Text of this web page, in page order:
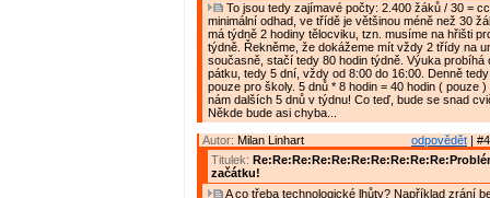
To jsou tedy zajímavé počty: 2.400 žáků / 30 =
minimální odhad, ve třídě je většinou méně než 30
má týdně 2 hodiny tělocviku, tzn. musíme na hřišti
týdně. Řekněme, že dokážeme mít vždy 2 třídy na
současně, stačí tedy 80 hodin týdně. Výuka probíhá
pátku, tedy 5 dní, vždy od 8:00 do 16:00. Denně
pouze pro školy. 5 dnů * 8 hodin = 40 hodin ( pouze
nám dalších 5 dnů v týdnu! Co teď, bude se snad
Někde bude asi chyba...
odpovědět |
Autor: Milan Linhart
Titulek:
začátku!
A co třeba technologické lhůty? Například zrání